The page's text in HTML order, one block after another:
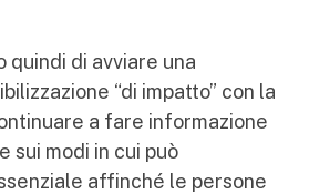
quindi di avviare una
“di impatto” con la
a fare informazione
sui modi in cui può
affinché le persone